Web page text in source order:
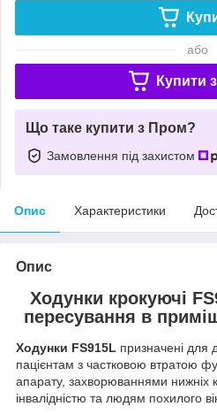
або
Купити з
Що таке купити з Пром?
Замовлення під захистом
Опис Характеристики
Опис
Ходунки крокуючі
пересування в
Ходунки FS915L призначені для
пацієнтам з частковою втратою
апарату, захворюваннями нижніх
інвалідністю та людям похилого